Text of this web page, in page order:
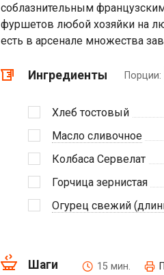
соблазнительным
фуршетов любой хозяйки на
есть в арсенале множества
Ингредиенты Порции:
Хлеб тостовый
Масло сливочное
Колбаса Сервелат
Горчица зернистая
Огурец свежий
Шаги 15 мин.